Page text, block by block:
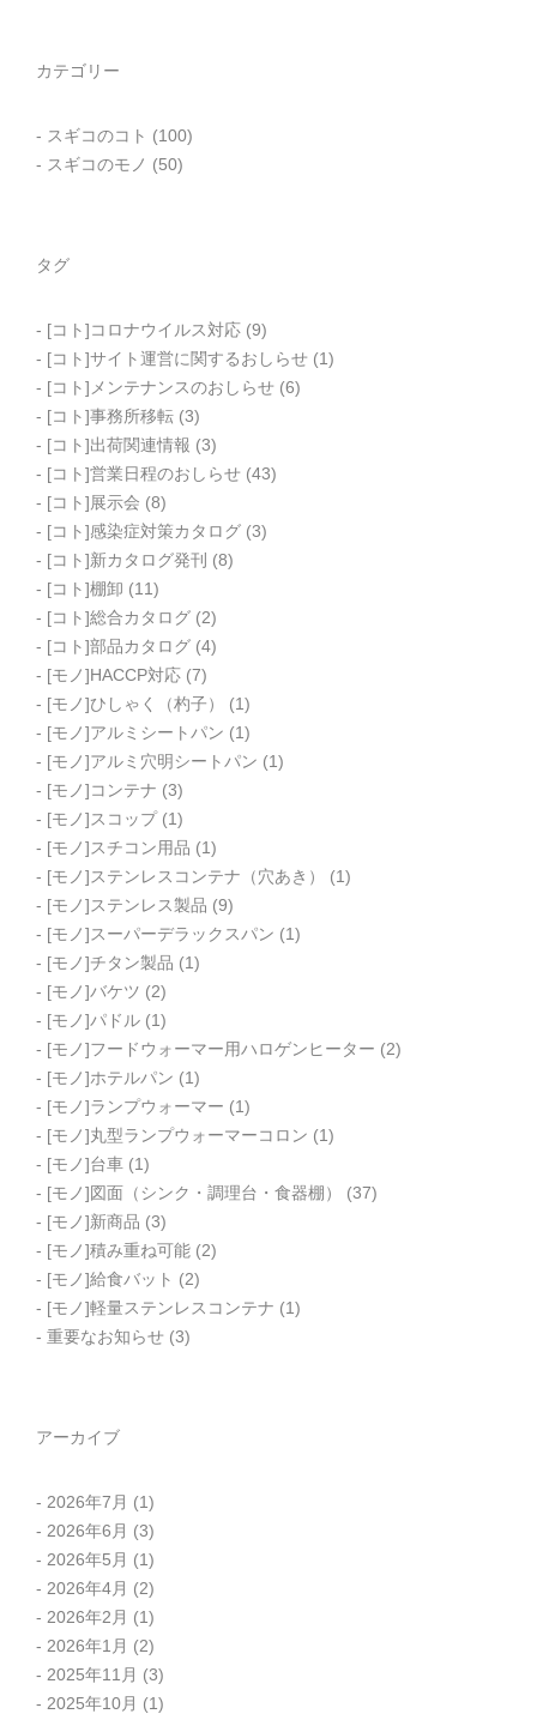
カテゴリー
スギコのコト (100)
スギコのモノ (50)
タグ
[コト]コロナウイルス対応 (9)
[コト]サイト運営に関するおしらせ (1)
[コト]メンテナンスのおしらせ (6)
[コト]事務所移転 (3)
[コト]出荷関連情報 (3)
[コト]営業日程のおしらせ (43)
[コト]展示会 (8)
[コト]感染症対策カタログ (3)
[コト]新カタログ発刊 (8)
[コト]棚卸 (11)
[コト]総合カタログ (2)
[コト]部品カタログ (4)
[モノ]HACCP対応 (7)
[モノ]ひしゃく（杓子）
(1)
[モノ]アルミシートパン (1)
[モノ]アルミ穴明シートパン (1)
[モノ]コンテナ (3)
[モノ]スコップ(1)
[モノ]スチコン用品 (1)
[モノ]ステンレスコンテナ（穴あき）
(1)
[モノ]ステンレス製品 (9)
[モノ]スーパーデラックスパン (1)
[モノ]チタン製品 (1)
[モノ]バケツ (2)
[モノ]パドル (1)
[モノ]フードウォーマー用ハロゲンヒーター (2)
[モノ]ホテルパン (1)
[モノ]ランプウォーマー (1)
[モノ]丸型ランプウォーマーコロン (1)
[モノ]台車 (1)
[モノ]図面（シンク・調理台・食器棚）
(37)
[モノ]新商品 (3)
[モノ]積み重ね可能 (2)
[モノ]給食バット (2)
[モノ]軽量ステンレスコンテナ (1)
重要なお知らせ (3)
アーカイブ
2026年7月 (1)
2026年6月 (3)
2026年5月 (1)
2026年4月 (2)
2026年2月 (1)
2026年1月 (2)
2025年11月 (3)
2025年10月 (1)